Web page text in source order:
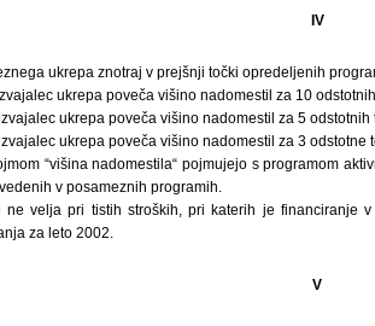
IV
ukrepa znotraj v prejšnji točki opredeljenih
ukrepa poveča višino nadomestil za 10 odstotnih
ukrepa poveča višino nadomestil za 5 odstotnih
ukrepa poveča višino nadomestil za 3 odstotne
“višina nadomestila“ pojmujejo s programom
v posameznih programih.
ne velja pri tistih stroških, pri katerih je financiranje
za leto 2002.
V